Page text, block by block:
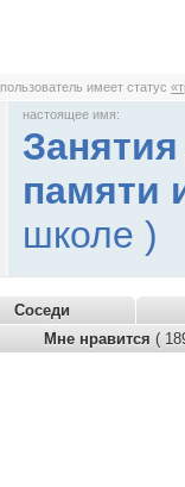
пользователь имеет статус
настоящее имя:
памяти
школе )
Соседи
Мне нравится (